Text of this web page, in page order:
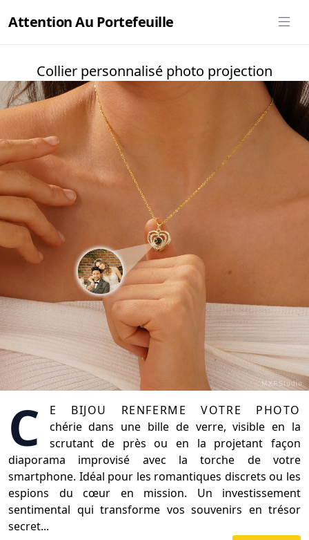
Attention Au Portefeuille
Collier personnalisé photo projection
C
e bijou renferme votre photo
chérie dans une bille de verre, visible en la
scrutant de près ou en la projetant façon
diaporama improvisé avec la torche de votre
smartphone. Idéal pour les romantiques discrets ou les
espions du cœur en mission. Un investissement
sentimental qui transforme vos souvenirs en trésor
secret...